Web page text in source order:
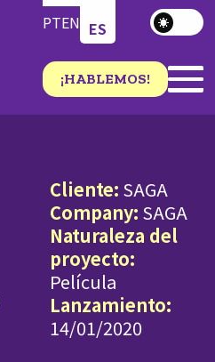
PTEN ES
¡HABLEMOS!
Cliente: SAGA
Company: SAGA
Naturaleza del
proyecto:
Película
Lanzamiento:
14/01/2020